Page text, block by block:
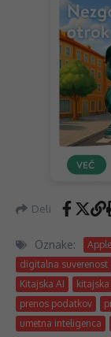
Deli
Oznake:
digitalna suverenost
Kitajska AI
prenos podatkov
umetna inteligenca